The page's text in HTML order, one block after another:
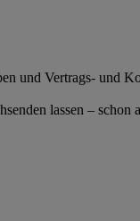
und Vertrags- und
lassen –